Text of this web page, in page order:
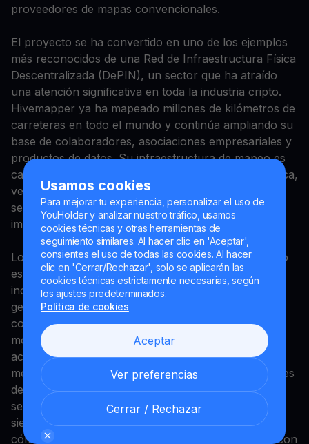
Usamos cookies
Para mejorar tu experiencia, personalizar el uso de
YouHolder y analizar nuestro tráfico, usamos
cookies técnicas y otras herramientas de
seguimiento similares. Al hacer clic en 'Aceptar',
consientes el uso de todas las cookies. Al hacer
clic en 'Cerrar/Rechazar', solo se aplicarán las
cookies técnicas estrictamente necesarias, según
los ajustes predeterminados.
Política de cookies
Aceptar
Ver preferencias
Cerrar / Rechazar
proveedores de mapas convencionales.
El proyecto se ha convertido en uno de los ejemplos
más reconocidos de una Red de Infraestructura Física
Descentralizada (DePIN), un sector que ha atraído
una atención significativa en toda la industria cripto.
Hivemapper ya ha mapeado millones de kilómetros de
carreteras en todo el mundo y continúa ampliando su
base de colaboradores, asociaciones empresariales y
productos de datos. Su infraestructura de mapeo es
cada vez más relevante para industrias como logística,
vehículos autónomos, ride-sharing, navegación,
servicios de entrega e inteligencia de localización
impulsada por IA.
Lo que hace a Hivemapper particularmente atractivo
es su combinación de utilidad en el mundo real e
incentivos nativos de blockchain. Los datos
geoespaciales de alta calidad siguen siendo un
componente crítico de la infraestructura digital
moderna, y la demanda de información de mapas
actualizada con frecuencia continúa creciendo a
medida que los sistemas autónomos y las aplicaciones
de IA se vuelven más sofisticados. A medida que el
sector DePIN madura en 2026, Hivemapper sigue
siendo uno de los proyectos líderes que demuestra
cómo las redes descentralizadas pueden competir con